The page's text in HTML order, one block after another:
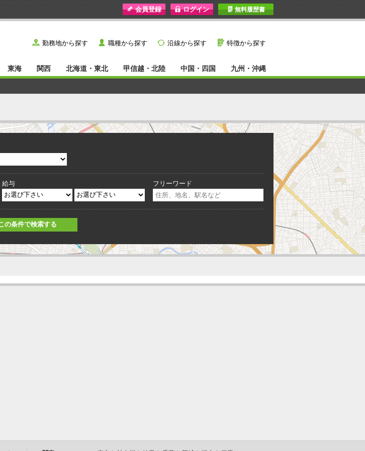
I 無料履歴書
y 勤務地から探す ˙ 職種から探す } 沿線から探す G 特徴から探す
東海 関西 北海道・東北 甲信越・北陸 中国・四国 九州・沖縄
給与 フリーワード